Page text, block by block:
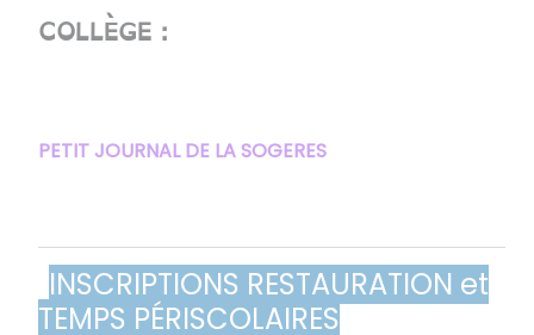
COLLÈGE :
​​​​​​PETIT JOURNAL DE LA SOGERES
INSCRIPTIONS RESTAURATION et
TEMPS PÉRISCOLAIRES